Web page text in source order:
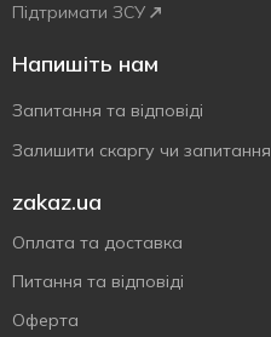
Підтримати ЗСУ
Напишіть нам
Запитання та відповіді
Залишити скаргу чи запитання
zakaz.ua
Оплата та доставка
Питання та відповіді
Оферта